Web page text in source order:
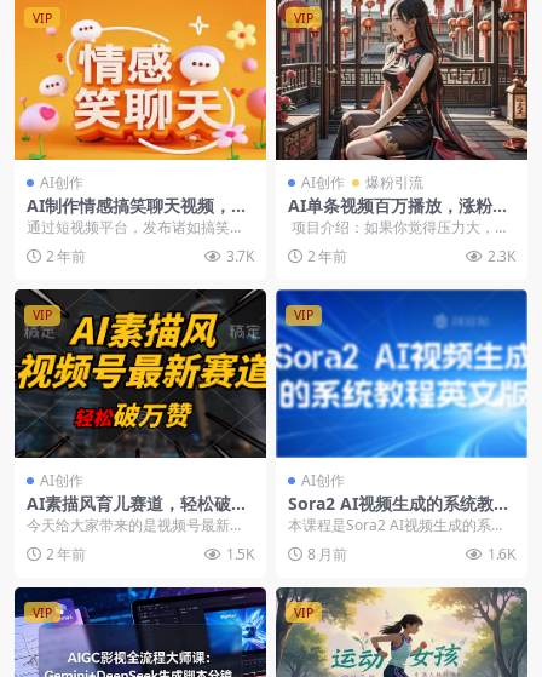
VIP
AI创作
AI制作情感搞笑聊天视频，非
常适合新手操作
通过短视频平台，发布诸如搞笑
类、情感类的聊天记录，再搭配上
令人爆笑、使人伤感的背...
2 年前 3.7K
VIP
AI创作 爆粉引流
AI单条视频百万播放，涨粉破
万，可矩阵操作
项目介绍：如果你觉得压力大，每
月固定工资不够开支，每天时间充
足想发展...
2 年前 2.3K
VIP
AI创作
AI素描风育儿赛道，轻松破万
赞，多渠道变现，日入1000+
今天给大家带来的是视频号最新赛
道，目前全网都很难找到对标账
号。做的是素描风育儿赛...
2 年前 1.5K
VIP
AI创作
Sora2 AI视频生成的系统教程
英文版，从基础功能讲解到高
级创作应用
本课程是Sora2 AI视频生成的系统
教程（英文版），从基础功能讲解
到高级创作应...
8 月前 1.6K
VIP VIP